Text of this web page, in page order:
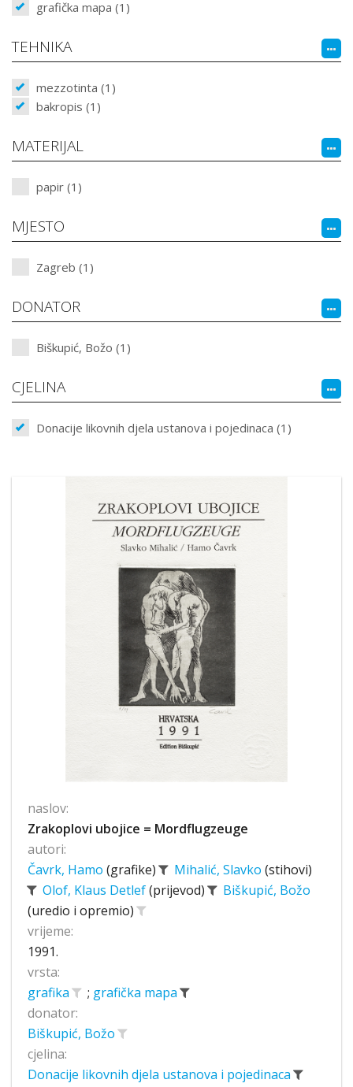
grafička mapa (1)
TEHNIKA
mezzotinta (1)
bakropis (1)
MATERIJAL
papir (1)
MJESTO
Zagreb (1)
DONATOR
Biškupić, Božo (1)
CJELINA
Donacije likovnih djela ustanova i pojedinaca (1)
naslov:
Zrakoplovi ubojice = Mordflugzeuge
autori:
Čavrk, Hamo (grafike) Mihalić, Slavko (stihovi)
Olof, Klaus Detlef(prijevod)
Biškupić, Božo
(uredio i opremio)
vrijeme:
1991.
vrsta:
grafika
; grafička mapa
donator:
Biškupić, Božo
cjelina:
Donacije likovnih djela ustanova i pojedinaca